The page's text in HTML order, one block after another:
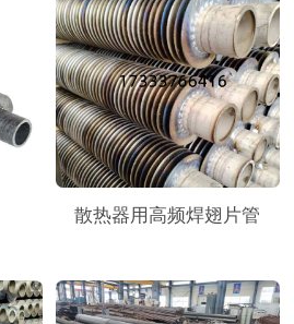
散热器用高频焊翅片管